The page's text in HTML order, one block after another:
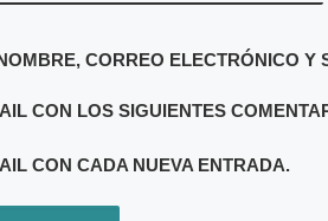
CORREO ELECTRÓNICO Y
CON LOS SIGUIENTES
CON CADA NUEVA ENTRADA.